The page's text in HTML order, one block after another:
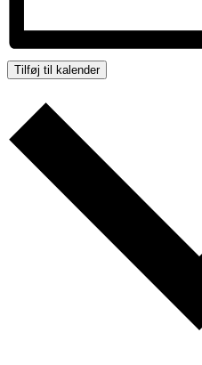
Tilføj til kalender